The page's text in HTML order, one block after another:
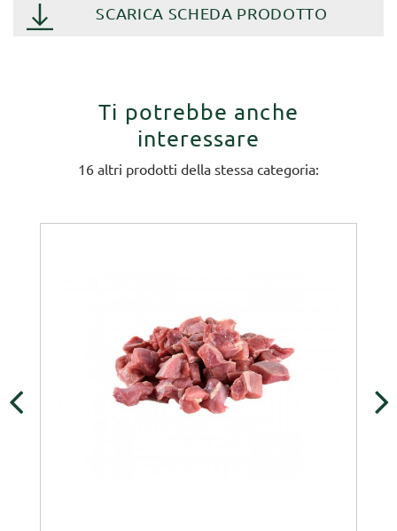
SCARICA SCHEDA PRODOTTO
Ti potrebbe anche
interessare
16 altri prodotti della stessa categoria: